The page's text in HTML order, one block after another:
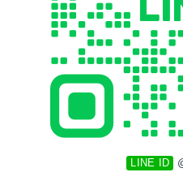
LINE ID